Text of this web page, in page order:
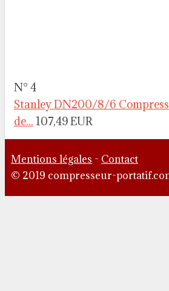
N° 4
Stanley DN200/8/6
de... 107,49 EUR
Mentions légales - Contact
© 2019 compresseur-